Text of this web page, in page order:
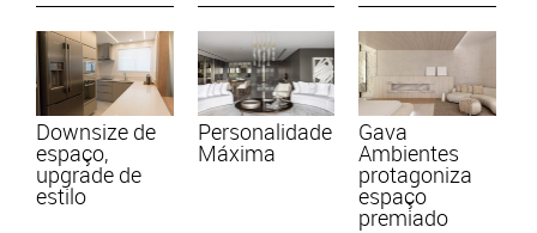
Downsize de
espaço,
upgrade de
estilo
Personalidade
Máxima
Gava
Ambientes
protagoniza
espaço
premiado